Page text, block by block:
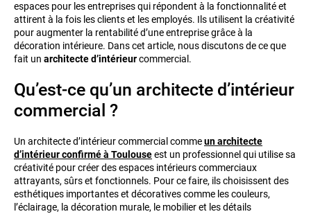
espaces pour les entreprises qui répondent à la fonctionnalité et
attirent à la fois les clients et les employés. Ils utilisent la créativité
pour augmenter la rentabilité d’une entreprise grâce à la
décoration intérieure. Dans cet article, nous discutons de ce que
fait un architecte d’intérieurcommercial.
Qu’est-ce qu’un architecte d’intérieur
commercial ?
Un architecte d’intérieur commercial commeun architecte
d’intérieur confirmé à Toulouseest un professionnel qui utilise sa
créativité pour créer des espaces intérieurs commerciaux
attrayants, sûrs et fonctionnels. Pour ce faire, ils choisissent des
esthétiques importantes et décoratives comme les couleurs,
l’éclairage, la décoration murale, le mobilier et les détails